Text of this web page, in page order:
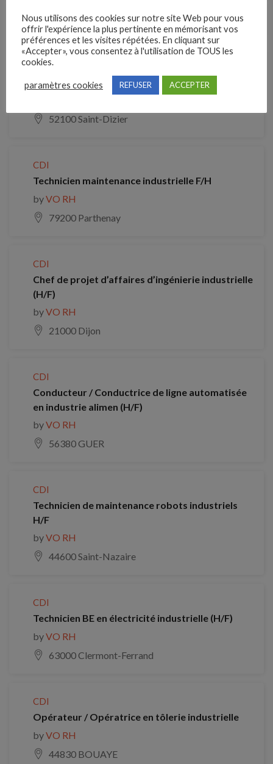
47310 Estillac
CDI
Responsable méthodes industrielles (H/F)
52100 Saint-Dizier
CDI
Technicien maintenance industrielle F/H
byVO RH
79200 Parthenay
CDI
Chef de projet d’affaires d’ingénierie industrielle
(H/F)
byVO RH
21000 Dijon
CDI
Conducteur / Conductrice de ligne automatisée
en industrie alimen (H/F)
byVO RH
56380 GUER
CDI
Technicien de maintenance robots industriels
H/F
byVO RH
44600 Saint-Nazaire
CDI
Technicien BE en électricité industrielle (H/F)
byVO RH
63000 Clermont-Ferrand
CDI
Opérateur / Opératrice en tôlerie industrielle
byVO RH
44830 BOUAYE
Nous utilisons des cookies sur notre site Web pour vous
offrir l'expérience la plus pertinente en mémorisant vos
préférences et les visites répétées. En cliquant sur
«Accepter», vous consentez à l'utilisation de TOUS les
cookies.
paramètres cookies REFUSER ACCEPTER